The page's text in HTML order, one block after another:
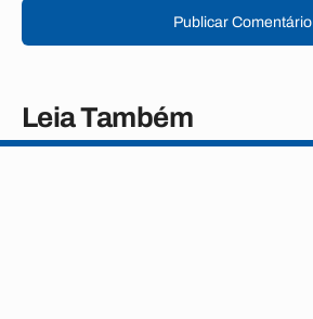
Publicar Comentário
Leia Também